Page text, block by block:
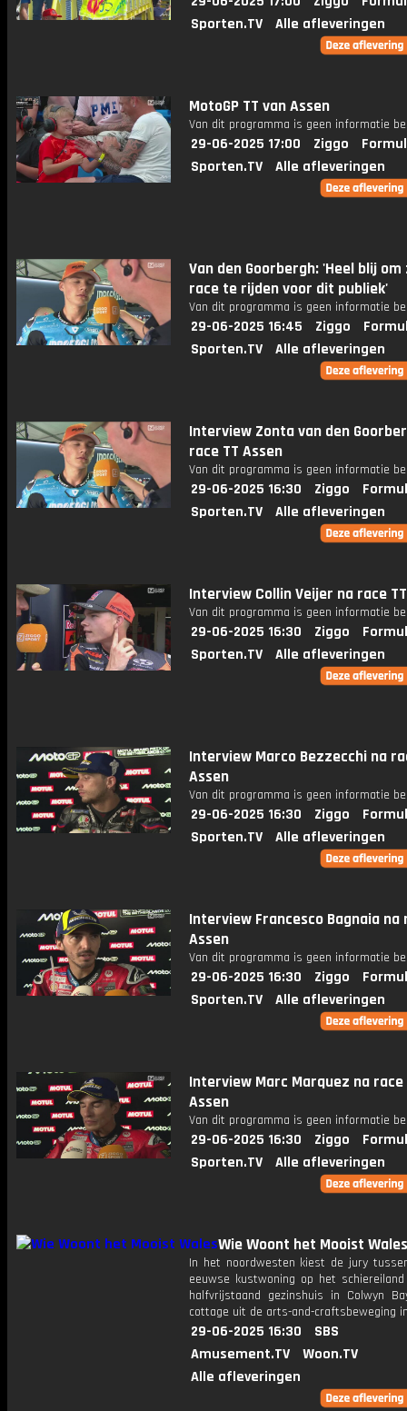
Sporten.TV
Alle afleveringen
MotoGP TT van Assen
Van dit programma is geen informatie
29-06-2025 17:00 Ziggo
Sporten.TV
Alle afleveringen
Van den Goorbergh: 'Heel blij om
race te rijden voor dit publiek'
Van dit programma is geen informatie
29-06-2025 16:45 Ziggo
Sporten.TV
Alle afleveringen
Interview Zonta van den
race TT Assen
Van dit programma is geen informatie
29-06-2025 16:30 Ziggo
Sporten.TV
Alle afleveringen
Interview Collin Veijer na race
Van dit programma is geen informatie
29-06-2025 16:30 Ziggo
Sporten.TV
Alle afleveringen
Interview Marco Bezzecchi na
Assen
Van dit programma is geen informatie
29-06-2025 16:30 Ziggo
Sporten.TV
Alle afleveringen
Interview Francesco Bagnaia na
Assen
Van dit programma is geen informatie
29-06-2025 16:30 Ziggo
Sporten.TV
Alle afleveringen
Interview Marc Marquez na race
Assen
Van dit programma is geen informatie
29-06-2025 16:30 Ziggo
Sporten.TV
Alle afleveringen
Wie Woont het Mooist Wales
In het noordwesten kiest de jury
eeuwse kustwoning op het
halfvrijstaand gezinshuis in Colwyn
cottage uit de arts-and-craftsbeweging
29-06-2025 16:30
SBS
Amusement.TV
Woon.TV
Alle afleveringen